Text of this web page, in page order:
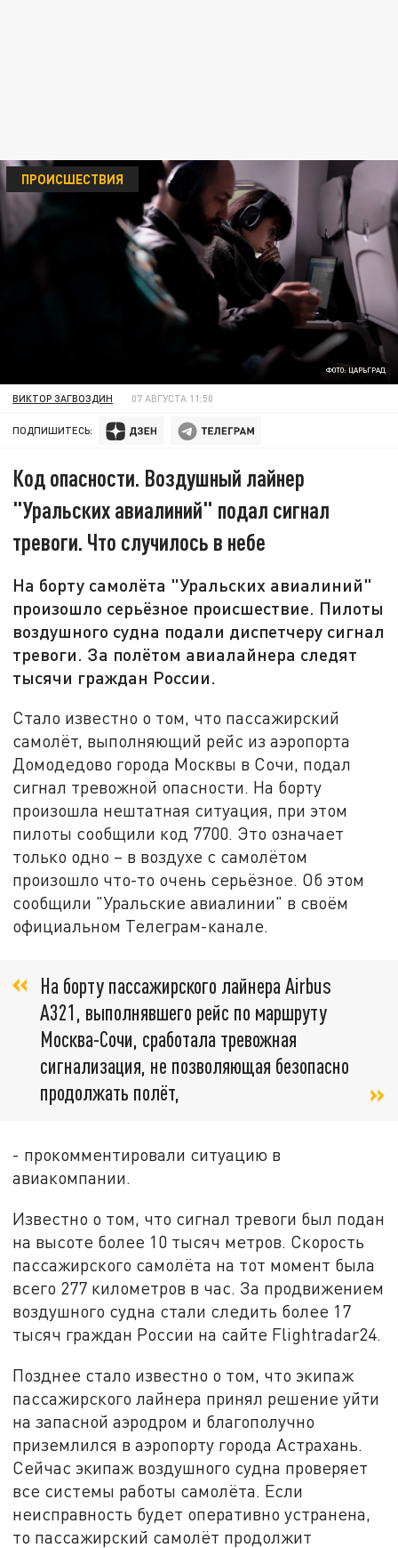
ФОТО: ЦАРЬГРАД
ПРОИСШЕСТВИЯ
ВИКТОР ЗАГВОЗДИН 07 АВГУСТА 11:50
ПОДПИШИТЕСЬ:
Код опасности. Воздушный лайнер
"Уральских авиалиний" подал сигнал
тревоги. Что случилось в небе
На борту самолёта "Уральских авиалиний"
произошло серьёзное происшествие. Пилоты
воздушного судна подали диспетчеру сигнал
тревоги. За полётом авиалайнера следят
тысячи граждан России.
Стало известно о том, что пассажирский
самолёт, выполняющий рейс из аэропорта
Домодедово города Москвы в Сочи, подал
сигнал тревожной опасности. На борту
произошла нештатная ситуация, при этом
пилоты сообщили код 7700. Это означает
только одно – в воздухе с самолётом
произошло что-то очень серьёзное. Об этом
сообщили "Уральские авиалинии" в своём
официальном Телеграм-канале.
На борту пассажирского лайнера Аirbus
A321, выполнявшего рейс по маршруту
Москва-Сочи, сработала тревожная
сигнализация, не позволяющая безопасно
продолжать полёт,
- прокомментировали ситуацию в
авиакомпании.
Известно о том, что сигнал тревоги был подан
на высоте более 10 тысяч метров. Скорость
пассажирского самолёта на тот момент была
всего 277 километров в час. За продвижением
воздушного судна стали следить более 17
тысяч граждан России на сайте Flightradar24.
Позднее стало известно о том, что экипаж
пассажирского лайнера принял решение уйти
на запасной аэродром и благополучно
приземлился в аэропорту города Астрахань.
Сейчас экипаж воздушного судна проверяет
все системы работы самолёта. Если
неисправность будет оперативно устранена,
то пассажирский самолёт продолжит